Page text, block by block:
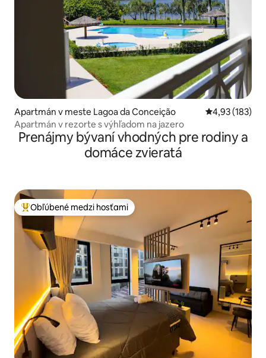
Apartmán v meste Lagoa da Conceição Priemerné
4,93 (183)
Apartmán v rezorte s výhľadom na jazero
Prenájmy bývaní vhodných pre rodiny a
domáce zvieratá
Najobľúbenejšie medzi hosťami
Obľúbené medzi hosťami